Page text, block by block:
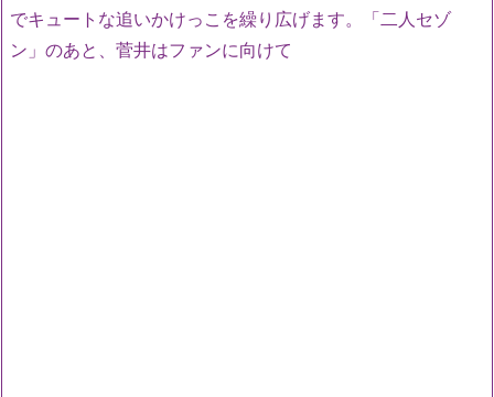
でキュートな追いかけっこを繰り広げます。「二人セゾ
ン」のあと、菅井はファンに向けて